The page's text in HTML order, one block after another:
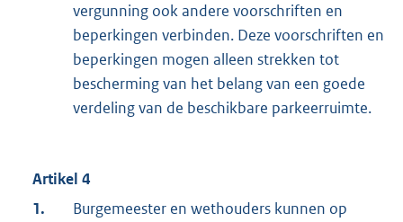
vergunning ook andere voorschriften en
beperkingen verbinden. Deze voorschriften en
beperkingen mogen alleen strekken tot
bescherming van het belang van een goede
verdeling van de beschikbare parkeerruimte.
Artikel 4
1.
Burgemeester en wethouders kunnen op